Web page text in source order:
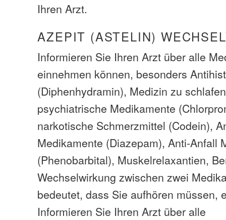
Ihren Arzt.
AZEPIT (ASTELIN)
Informieren Sie Ihren Arzt über alle
einnehmen können, besonders
(Diphenhydramin), Medizin zu
psychiatrische Medikamente
narkotische Schmerzmittel (Codein),
Medikamente (Diazepam), Anti-Anfall
(Phenobarbital), Muskelrelaxantien,
Wechselwirkung zwischen zwei
bedeutet, dass Sie aufhören müssen,
Informieren Sie Ihren Arzt über alle